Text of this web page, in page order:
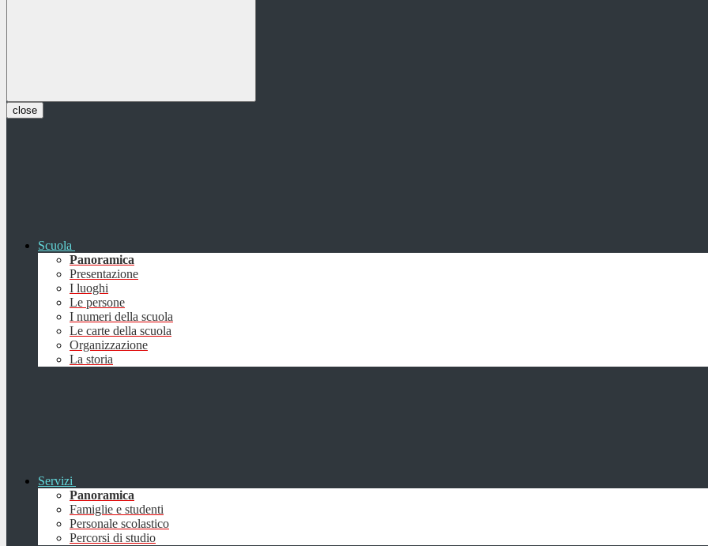
close
Scuola
Panoramica
Presentazione
I luoghi
Le persone
I numeri della scuola
Le carte della scuola
Organizzazione
La storia
Servizi
Panoramica
Famiglie e studenti
Personale scolastico
Percorsi di studio